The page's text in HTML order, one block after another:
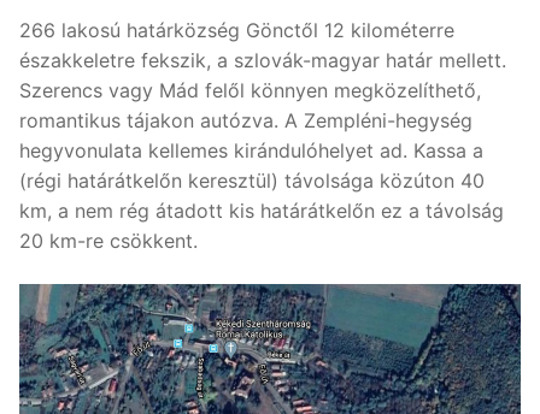
266 lakosú határközség Gönctől 12 kilométerre
északkeletre fekszik, a szlovák-magyar határ mellett.
Szerencs vagy Mád felől könnyen megközelíthető,
romantikus tájakon autózva. A Zempléni-hegység
hegyvonulata kellemes kirándulóhelyet ad. Kassa a
(régi határátkelőn keresztül) távolsága közúton 40
km, a nem rég átadott kis határátkelőn ez a távolság
20 km-re csökkent.